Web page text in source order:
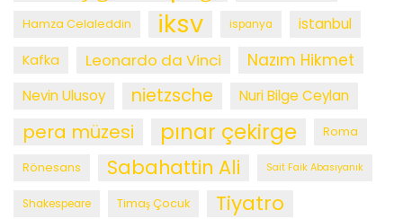
Hamza Celaleddin iksv ispanya istanbul
Kafka Leonardo da Vinci Nazım Hikmet
Nevin Ulusoy nietzsche Nuri Bilge Ceylan
pera müzesi pınar çekirge Roma
Rönesans Sabahattin Ali Sait Faik Abasıyanık
Shakespeare Timaş Çocuk Tiyatro